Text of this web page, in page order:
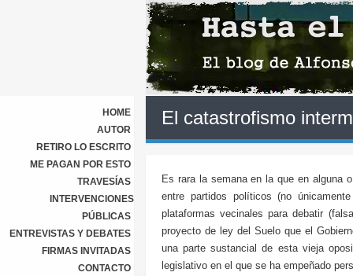
HOME
AUTOR
RETIRO LO ESCRITO
ME PAGAN POR ESTO
TRAVESÍAS
INTERVENCIONES
PÚBLICAS
ENTREVISTAS Y DEBATES
FIRMAS INVITADAS
CONTACTO
El catastrofismo
Es rara la semana en la que en alguna
entre partidos políticos (no
plataformas vecinales para debatir
proyecto de ley del Suelo que el
una parte sustancial de esta vieja
legislativo en el que se ha empeñado